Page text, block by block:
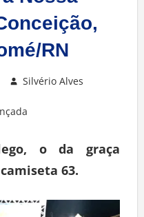
RN
Silvério Alves
o da graça
63.